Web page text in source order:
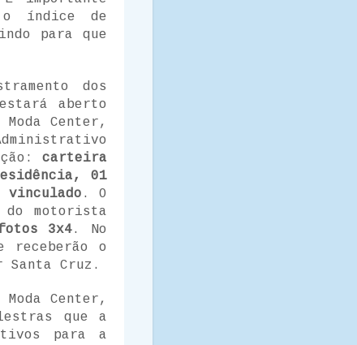
índice de
para que
dos
aberto
Center,
carteira
01
. O
do motorista
3x4. No
receberão o
Santa Cruz.
Center,
que a
para a